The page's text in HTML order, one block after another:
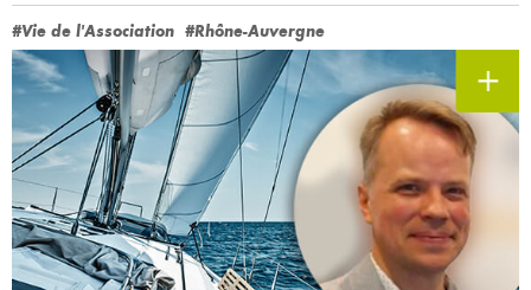
#Vie de l'Association #Rhône-Auvergne